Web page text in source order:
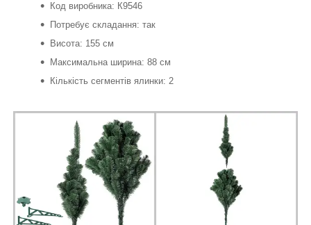
Код виробника: К9546
Потребує складання: так
Висота: 155 см
Максимальна ширина: 88 см
Кількість сегментів ялинки: 2